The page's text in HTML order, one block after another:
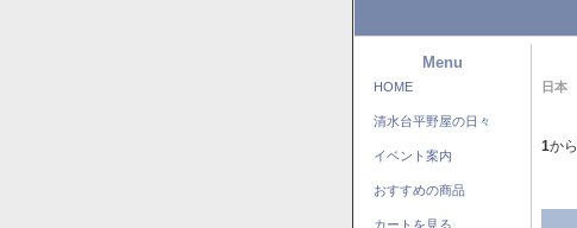
Menu
HOME
清水台平野屋の日々
イベント案内
おすすめの商品
カートを見る
日本
1から